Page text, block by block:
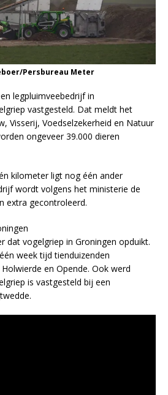
Persbureau Meter
legpluimveebedrijf in
vastgesteld. Dat meldt het
Visserij, Voedselzekerheid en Natuur
ongeveer 39.000 dieren
kilometer ligt nog één ander
wordt volgens het ministerie de
extra gecontroleerd.
dat vogelgriep in Groningen opduikt.
week tijd tienduizenden
en Opende. Ook werd
is vastgesteld bij een